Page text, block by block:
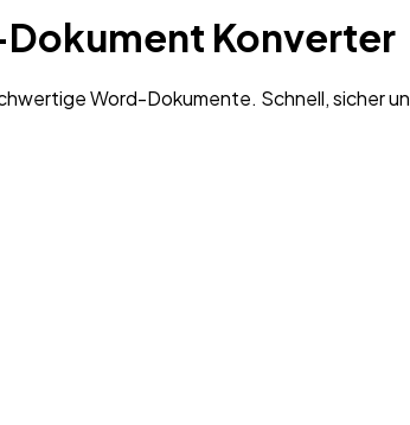
Konverter
Word-Dokumente. Schnell, sicher